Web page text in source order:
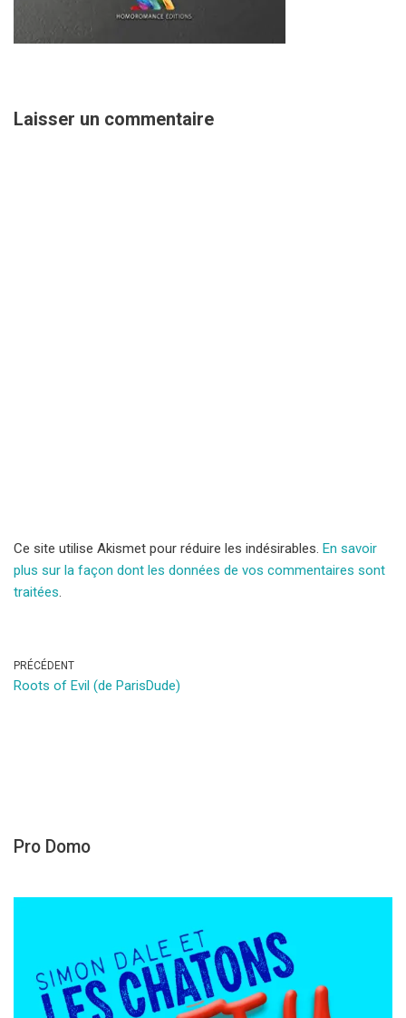
Laisser un commentaire
Ce site utilise Akismet pour réduire les indésirables. En savoir
plus sur la façon dont les données de vos commentaires sont
traitées.
PRÉCÉDENT
Roots of Evil (de ParisDude)
Pro Domo